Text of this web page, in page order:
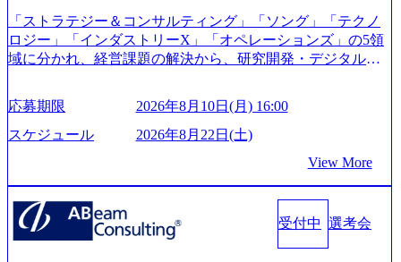
m/@leveragesCh) レバレジーズで活躍するメンバー紹介！〜
管理職種編 〜 (https://www.youtube.com/watch?v=RETwZKac2
UI) レバレジーズで活躍するメンバー紹介！〜 営業職種編
来黒字を維持し、急成長中でありながら安定した事業を展
円を目指す日本にもなかなかないメガベンチャー。創業か
ら黒字経営。年間130%成長 https://storage.googleapis.com/our-
527843-d227-4df8-b86c-5587f843fdf6_1200x471.webp https://stor
age.googleapis.com/our-vision-production.appspot.com/public/imag
es/20251030164946_dc0888f6-0539-4887-84d7-34c8d8544226_1
200x666.webp 年間100億円規模の投資の元、10以上もの新規
「ストラテジー＆コンサルティング」「ソング」「テクノ
ロジー」「インダストリーX」「オペレーションズ」の5領
域に分かれ、経営課題の解決から、研究開発・デジタル・
グ領域からその実行的側面であるITサービスの提供まで一
貫して支援する総合系・IT系ファームである あらゆる産業
において非常に良質な顧客基盤を築いており、Fortune Globa
手掛けたプロジェクトは「ファーストリテイリングにおけ
るグローバル化」「資生堂グループのDX化支援」「ヴィヴ
ィアン・ウエストウッドの製品開発」など多岐にわたる コ
ンサルティング活動のみならず、2021年にはKDDIと合弁会
社「ARISE analytics」を設立し、人工知能とデータアナリテ
応募期限
2026年8月10日(月) 16:00
スケジュール
2026年8月22日(土)
View More
受付中 選考会